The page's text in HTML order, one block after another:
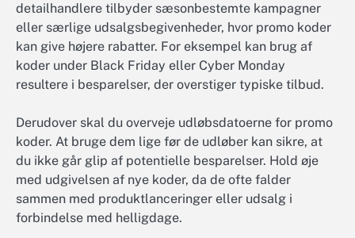
detailhandlere tilbyder sæsonbestemte kampagner
eller særlige udsalgsbegivenheder, hvor promo koder
kan give højere rabatter. For eksempel kan brug af
koder under Black Friday eller Cyber Monday
resultere i besparelser, der overstiger typiske tilbud.
Derudover skal du overveje udløbsdatoerne for promo
koder. At bruge dem lige før de udløber kan sikre, at
du ikke går glip af potentielle besparelser. Hold øje
med udgivelsen af nye koder, da de ofte falder
sammen med produktlanceringer eller udsalg i
forbindelse med helligdage.